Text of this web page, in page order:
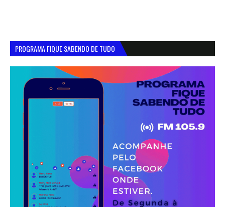
PROGRAMA FIQUE SABENDO DE TUDO